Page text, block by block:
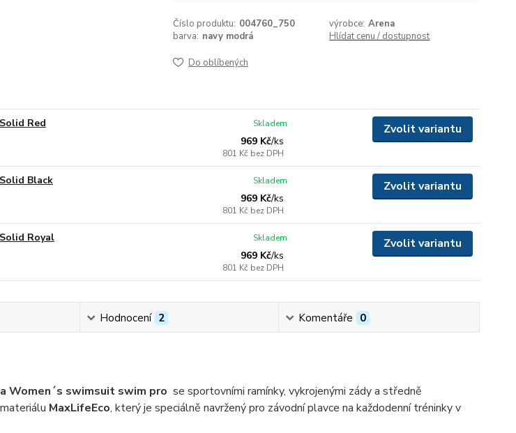
Číslo produktu: 004760_750 výrobce: Arena
barva: navy modrá Hlídat cenu / dostupnost
Do oblíbených
Red
969 Kč/ks
801 Kč bez DPH
Skladem Zvolit variantu
Black
969 Kč/ks
801 Kč bez DPH
Skladem Zvolit variantu
Royal
969 Kč/ks
801 Kč bez DPH
Skladem Zvolit variantu
Hodnocení 2 Komentáře 0
Women´s swimsuit swim pro se sportovními ramínky, vykrojenými zády a středně
MaxLifeEco, který je speciálně navržený pro závodní plavce na každodenní tréninky v